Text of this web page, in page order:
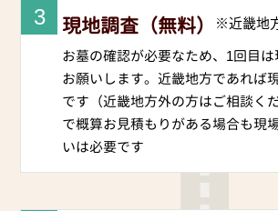
3 現地調査（無料）
※近畿地
お墓の確認が必要なため、1回目
お願いします。近畿地方であれば
です（近畿地方外の方はご相談く
で概算お見積もりがある場合も現
いは必要です